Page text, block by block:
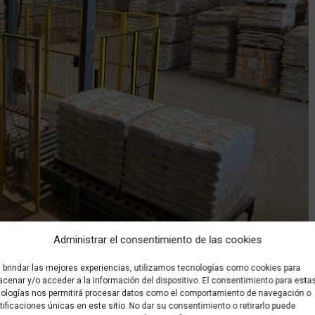
Administrar el consentimiento de las cookies
brindar las mejores experiencias, utilizamos tecnologías como cookies para
y/o acceder a la información del dispositivo. El consentimiento para
nos permitirá procesar datos como el comportamiento de navegación o
únicas en este sitio. No dar su consentimiento o retirarlo puede
palets
cada una adaptada a diferentes necesidades y